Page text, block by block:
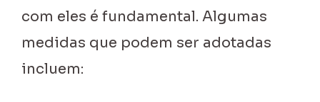
com eles é fundamental. Algumas
medidas que podem ser adotadas
incluem: